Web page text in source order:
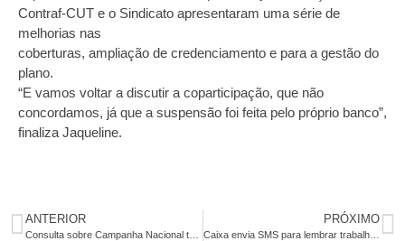
Contraf-CUT e o Sindicato apresentaram uma série de
melhorias nas
coberturas, ampliação de credenciamento e para a gestão do
plano.
“E vamos voltar a discutir a coparticipação, que não
concordamos, já que a suspensão foi feita pelo próprio banco”,
finaliza Jaqueline.
ANTERIOR PRÓXIMO
Caixa envia SMS para lembrar trabalhadores do direito ao abono do PIS